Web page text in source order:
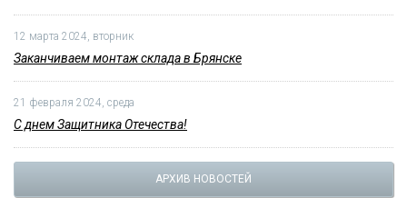
12 марта 2024, вторник
Заканчиваем монтаж склада в Брянске
21 февраля 2024, среда
С днем Защитника Отечества!
АРХИВ НОВОСТЕЙ